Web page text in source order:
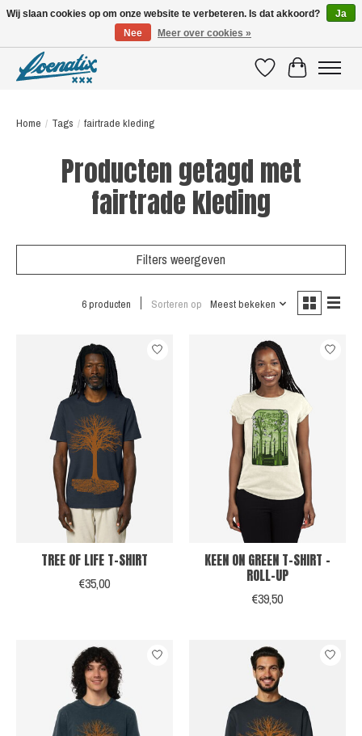
VerlanglijstWinkelwagen
Home / Tags / fairtrade kleding
Producten getagd met
fairtrade kleding
Filters weergeven
6 producten Sorteren op Meest bekeken
TREE OF LIFE T-SHIRT
€35,00
KEEN ON GREEN T-SHIRT -
ROLL-UP
€39,50
Wij slaan cookies op om onze website te verbeteren. Is dat akkoord?
Ja
Nee
Meer over cookies »